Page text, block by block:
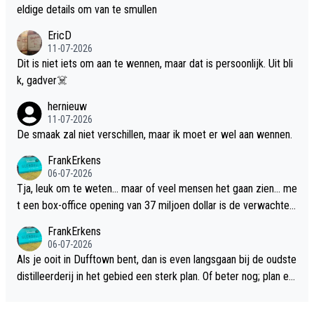
eldige details om van te smullen
EricD
11-07-2026
Dit is niet iets om aan te wennen, maar dat is persoonlijk. Uit bli
k, gadver☠️
hernieuw
11-07-2026
De smaak zal niet verschillen, maar ik moet er wel aan wennen.
FrankErkens
06-07-2026
Tja, leuk om te weten... maar of veel mensen het gaan zien... me
t een box-office opening van 37 miljoen dollar is de verwachte
FrankErkens
06-07-2026
Als je ooit in Dufftown bent, dan is even langsgaan bij de oudste
distilleerderij in het gebied een sterk plan. Of beter nog; plan ee